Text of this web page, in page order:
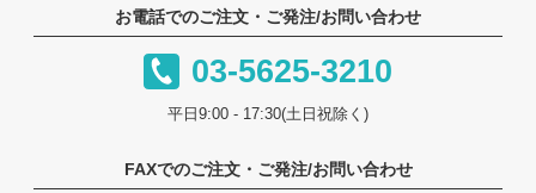
お電話でのご注文・ご発注/お問い合わせ
03-5625-3210
平日9:00 - 17:30(土日祝除く)
FAXでのご注文・ご発注/お問い合わせ